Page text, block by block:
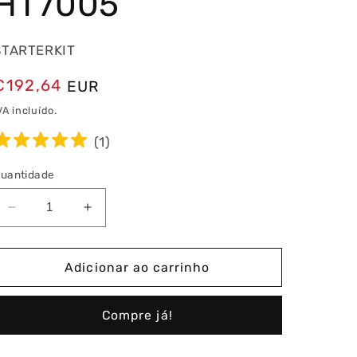
EUR
incluído.
(1)
Diminuir
a
quantidade
StarterKIT:
+
Aumentar
a
quantidade
de
StarterKIT:
HT211
+
Adicionar ao carrinho
Compre já!